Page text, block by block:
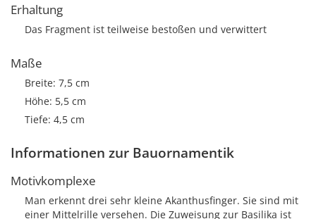
Erhaltung
Das Fragment ist teilweise bestoßen und verwittert
Maße
Breite: 7,5 cm
Höhe: 5,5 cm
Tiefe: 4,5 cm
Informationen zur Bauornamentik
Motivkomplexe
Man erkennt drei sehr kleine Akanthusfinger. Sie sind mit
einer Mittelrille versehen. Die Zuweisung zur Basilika ist